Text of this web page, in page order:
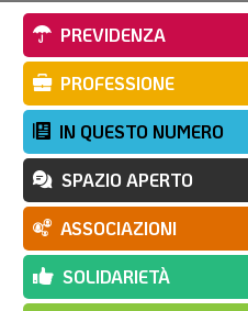
PREVIDENZA
PROFESSIONE
IN QUESTO NUMERO
SPAZIO APERTO
ASSOCIAZIONI
SOLIDARIETÀ